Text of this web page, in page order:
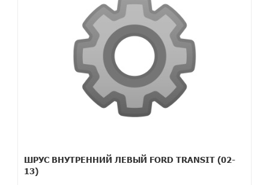
ШРУС ВНУТРЕННИЙ ЛЕВЫЙ FORD TRANSIT (02-
13)